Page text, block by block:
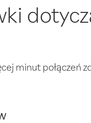
minut połączeń